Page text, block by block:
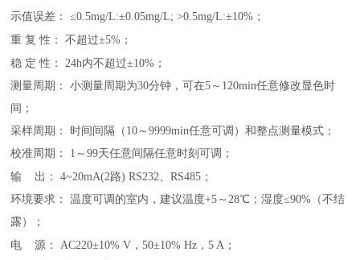
示值误差：
≤0.5mg/L:±0.05mg/L; >0.5mg/L:±10% ；
重 复 性： 不超过±5% ；
稳 定 性： 24h内不超过±10% ；
测量周期： 小测量周期为30分钟，可在5～120min任意修改显色时
间 ；
采样周期： 时间间隔（10～9999min任意可调）和整点测量模式 ；
校准周期： 1～99天任意间隔任意时刻可调 ；
输
出： 4~20mA(2路) RS232、RS485 ；
环境要求： 温度可调的室内，建议温度+5～28℃；湿度≤90%（不结
露）
；
电
源： AC220±10% V，50±10% Hz，5 A ；